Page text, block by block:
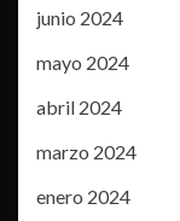
junio 2024
mayo 2024
abril 2024
marzo 2024
enero 2024